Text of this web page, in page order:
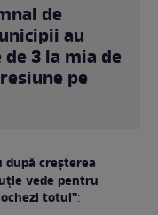
de
au
3 la mia de
pe
creșterea
vede pentru
totul”: